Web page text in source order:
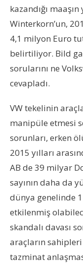
kazandığı
Winterkorn’un,
4,1 milyon Euro
belirtiliyor. Bild
sorularını ne
cevapladı.
VW tekelinin
manipüle etmesi
sorunları, erken
2015 yılları
AB de 39 milyar
sayının daha da
dünya genelinde
etkilenmiş
skandalı davası
araçların
tazminat